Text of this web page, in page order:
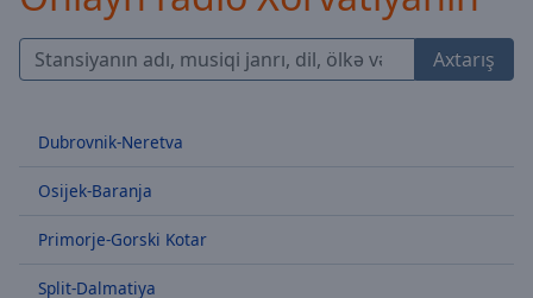
Forward
Mute
Loaded:
Stream
LIVE
Axtarış
Dubrovnik-Neretva
Osijek-Baranja
Primorje-Gorski Kotar
Split-Dalmatiya